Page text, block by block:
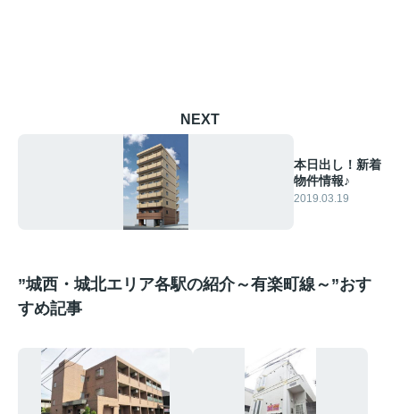
NEXT
本日出し！新着
物件情報♪
2019.03.19
”城西・城北エリア各駅の紹介～有楽町線～”おす
すめ記事